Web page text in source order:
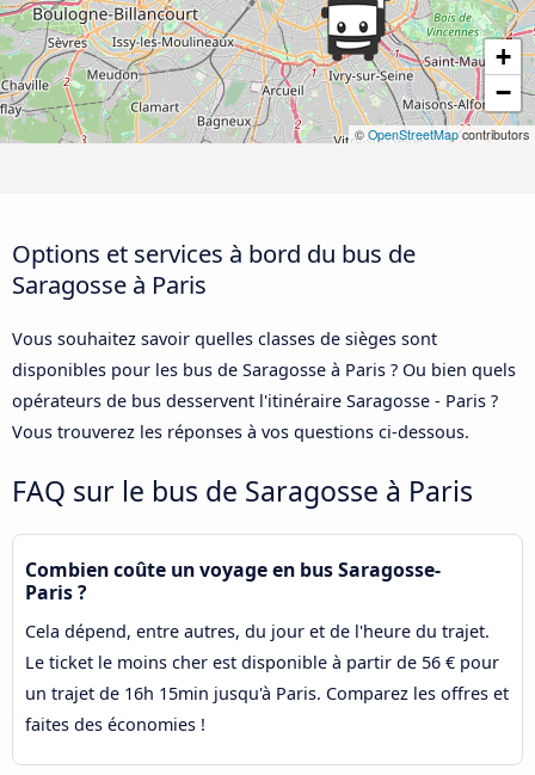
+
−
© OpenStreetMapcontributors
Options et services à bord du bus de
Saragosse à Paris
Vous souhaitez savoir quelles classes de sièges sont
disponibles pour les bus de Saragosse à Paris ? Ou bien quels
opérateurs de bus desservent l'itinéraire Saragosse - Paris ?
Vous trouverez les réponses à vos questions ci-dessous.
FAQ sur le bus de Saragosse à Paris
Combien coûte un voyage en bus Saragosse-
Paris ?
Cela dépend, entre autres, du jour et de l'heure du trajet.
Le ticket le moins cher est disponible à partir de 56 € pour
un trajet de 16h 15min jusqu'à Paris. Comparez les offres et
faites des économies !